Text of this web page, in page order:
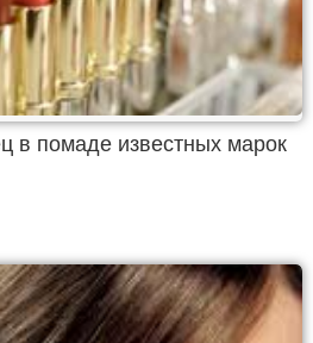
в помаде известных марок